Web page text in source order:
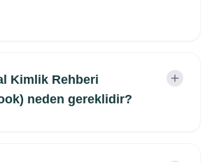
Kimlik Rehberi
neden gereklidir?